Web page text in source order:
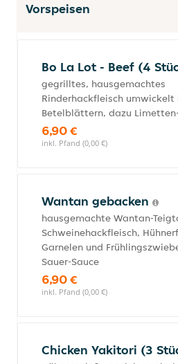
Vorspeisen
Bo La Lot - Beef (4
gegrilltes, hausgemachtes
Rinderhackfleisch umwickelt
Betelblättern, dazu
6,90 €
inkl. Pfand (0,00 €)
Wantan gebacken
hausgemachte Wantan-
Schweinehackfleisch,
Garnelen und
Sauer-Sauce
6,90 €
inkl. Pfand (0,00 €)
Chicken Yakitori (3